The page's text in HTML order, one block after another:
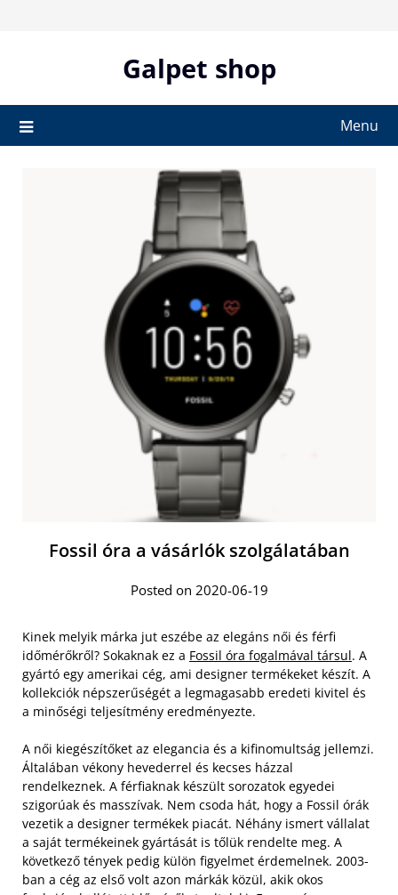
Galpet shop
Menu
Fossil óra a vásárlók szolgálatában
Posted on 2020-06-19
Kinek melyik márka jut eszébe az elegáns női és férfi
időmérőkről? Sokaknak ez a Fossil óra fogalmával társul. A
gyártó egy amerikai cég, ami designer termékeket készít. A
kollekciók népszerűségét a legmagasabb eredeti kivitel és
a minőségi teljesítmény eredményezte.
A női kiegészítőket az elegancia és a kifinomultság jellemzi.
Általában vékony hevederrel és kecses házzal
rendelkeznek. A férfiaknak készült sorozatok egyedei
szigorúak és masszívak. Nem csoda hát, hogy a Fossil órák
vezetik a designer termékek piacát. Néhány ismert vállalat
a saját termékeinek gyártását is tőlük rendelte meg. A
következő tények pedig külön figyelmet érdemelnek. 2003-
ban a cég az első volt azon márkák közül, akik okos